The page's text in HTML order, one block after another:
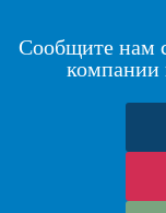
Сообщите нам
компании